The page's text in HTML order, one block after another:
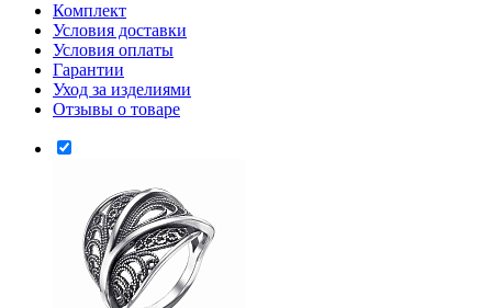
Комплект
Условия доставки
Условия оплаты
Гарантии
Уход за изделиями
Отзывы о товаре